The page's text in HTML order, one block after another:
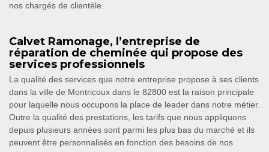
nos chargés de clientèle.
Calvet Ramonage, l’entreprise de
réparation de cheminée qui propose des
services professionnels
La qualité des services que notre entreprise propose à ses clients
dans la ville de Montricoux dans le 82800 est la raison principale
pour laquelle nous occupons la place de leader dans notre métier.
Outre la qualité des prestations, les tarifs que nous appliquons
depuis plusieurs années sont parmi les plus bas du marché et ils
peuvent être personnalisés en fonction des besoins de nos